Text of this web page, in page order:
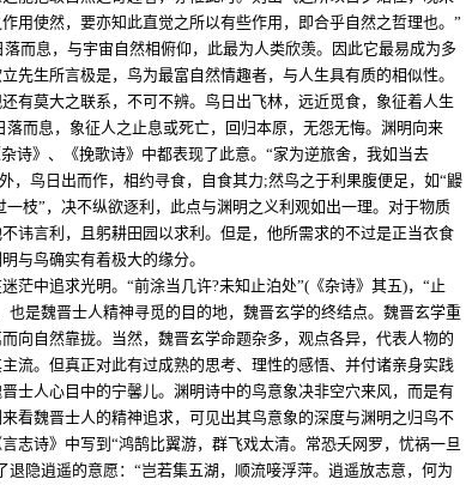
用使然，要亦知此直觉之所以有些作用，即合乎自然之哲理也。”
而息，与宇宙自然相俯仰，此最为人类欣羡。因此它最易成为多
先生所言极是，鸟为最富自然情趣者，与人生具有质的相似性。
有莫大之联系，不可不辨。鸟日出飞林，远近觅食，象征着人生
而息，象征人之止息或死亡，回归本原，无怨无悔。渊明向来
诗》、《挽歌诗》中都表现了此意。“家为逆旅舍，我如当去
，鸟日出而作，相约寻食，自食其力;然鸟之于利果腹便足，如“鼹
枝”，决不纵欲逐利，此点与渊明之义利观如出一理。对于物质
讳言利，且躬耕田园以求利。但是，他所需求的不过是正当衣食
与鸟确实有着极大的缘分。
茫中追求光明。“前涂当几许?未知止泊处”(《杂诗》其五)，“止
也是魏晋士人精神寻觅的目的地，魏晋玄学的终结点。魏晋玄学重
向自然靠拢。当然，魏晋玄学命题杂多，观点各异，代表人物的
流。但真正对此有过成熟的思考、理性的感悟、并付诸亲身实践
士人心目中的宁馨儿。渊明诗中的鸟意象决非空穴来风，而是有
看魏晋士人的精神追求，可见出其鸟意象的深度与渊明之归鸟不
志诗》中写到“鸿鹄比翼游，群飞戏太清。常恐夭网罗，忧祸一旦
退隐逍遥的意愿：“岂若集五湖，顺流唼浮萍。逍遥放志意，何为